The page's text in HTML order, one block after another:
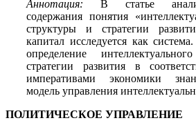
Аннотация: В статье
содержания понятия
структуры и стратегии
капитал исследуется как
определение
стратегии развития в
императивами экономики
модель управления
ПОЛИТИЧЕСКОЕ УПРАВЛЕНИЕ